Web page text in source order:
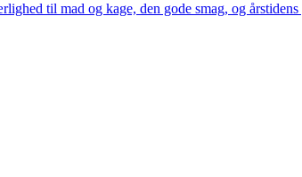
til mad og kage, den gode smag, og årstidens